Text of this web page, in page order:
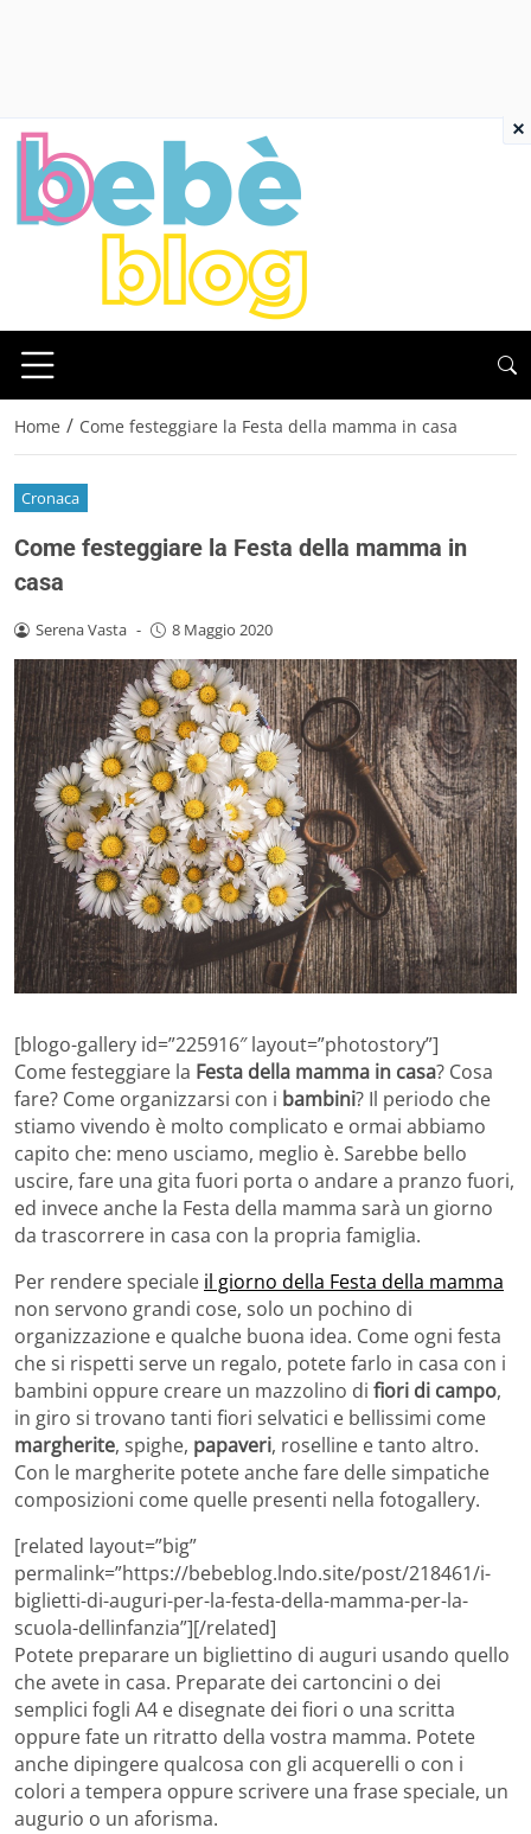
Home / Come festeggiare la Festa della mamma in casa
Cronaca
Come festeggiare la Festa della mamma in
casa
Serena Vasta - 8 Maggio 2020
[blogo-gallery id=”225916″ layout=”photostory”]
Come festeggiare la Festa della mamma in casa? Cosa
fare? Come organizzarsi con i bambini? Il periodo che
stiamo vivendo è molto complicato e ormai abbiamo
capito che: meno usciamo, meglio è. Sarebbe bello
uscire, fare una gita fuori porta o andare a pranzo fuori,
ed invece anche la Festa della mamma sarà un giorno
da trascorrere in casa con la propria famiglia.
Per rendere speciale il giorno della Festa della mamma
non servono grandi cose, solo un pochino di
organizzazione e qualche buona idea. Come ogni festa
che si rispetti serve un regalo, potete farlo in casa con i
bambini oppure creare un mazzolino di fiori di campo,
in giro si trovano tanti fiori selvatici e bellissimi come
margherite, spighe, papaveri, roselline e tanto altro.
Con le margherite potete anche fare delle simpatiche
composizioni come quelle presenti nella fotogallery.
[related layout=”big”
permalink=”https://bebeblog.lndo.site/post/218461/i-
biglietti-di-auguri-per-la-festa-della-mamma-per-la-
scuola-dellinfanzia”][/related]
Potete preparare un bigliettino di auguri usando quello
che avete in casa. Preparate dei cartoncini o dei
semplici fogli A4 e disegnate dei fiori o una scritta
oppure fate un ritratto della vostra mamma. Potete
anche dipingere qualcosa con gli acquerelli o con i
colori a tempera oppure scrivere una frase speciale, un
augurio o un aforisma.
×